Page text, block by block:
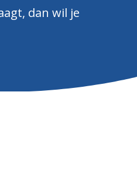
dan wil je